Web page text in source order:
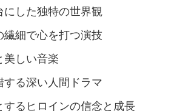
にした独特の世界観
繊細で心を打つ演技
美しい音楽
する深い人間ドラマ
するヒロインの信念と成長